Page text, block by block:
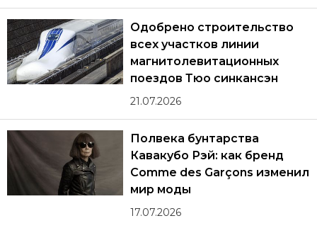
Одобрено строительство
всех участков линии
магнитолевитационных
поездов Тюо синкансэн
21.07.2026
Полвека бунтарства
Кавакубо Рэй: как бренд
Comme des Garçons изменил
мир моды
17.07.2026